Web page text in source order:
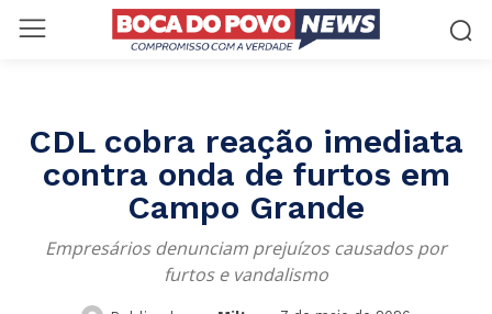
CDL cobra reação imediata
contra onda de furtos em
Campo Grande
Empresários denunciam prejuízos causados por
furtos e vandalismo